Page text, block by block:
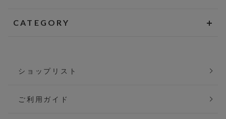
CATEGORY
ショップリスト
ご利用ガイド